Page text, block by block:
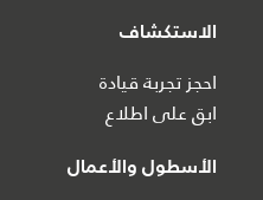
الاستكشاف
احجز تجربة قيادة
ابق على اطلاع
الأسطول والأعمال